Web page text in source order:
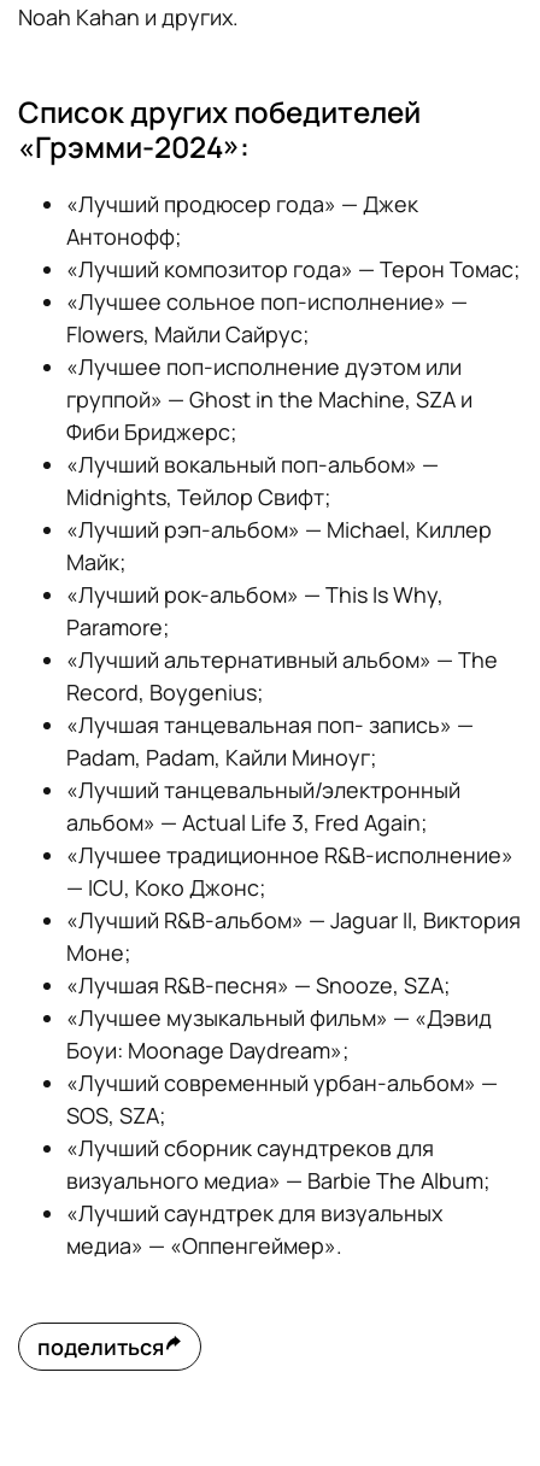
Noah Kahan и других.
Список других победителей
«Грэмми-2024»:
«Лучший продюсер года» — Джек
Антонофф;
«Лучший композитор года» — Терон Томас;
«Лучшее сольное поп-исполнение» —
Flowers, Майли Сайрус;
«Лучшее поп-исполнение дуэтом или
группой» — Ghost in the Machine, SZA и
Фиби Бриджерс;
«Лучший вокальный поп-альбом» —
Midnights, Тейлор Свифт;
«Лучший рэп-альбом» — Michael, Киллер
Майк;
«Лучший рок-альбом» — This Is Why,
Paramore;
«Лучший альтернативный альбом» — The
Record, Boygenius;
«Лучшая танцевальная поп- запись» —
Padam, Padam, Кайли Миноуг;
«Лучший танцевальный/электронный
альбом» — Actual Life 3, Fred Again;
«Лучшее традиционное R&B-исполнение»
— ICU, Коко Джонс;
«Лучший R&B-альбом» — Jaguar II, Виктория
Моне;
«Лучшая R&B-песня» — Snooze, SZA;
«Лучшее музыкальный фильм» — «Дэвид
Боуи: Moonage Daydream»;
«Лучший современный урбан-альбом» —
SOS, SZA;
«Лучший сборник саундтреков для
визуального медиа» — Barbie The Album;
«Лучший саундтрек для визуальных
медиа» — «Оппенгеймер».
поделиться